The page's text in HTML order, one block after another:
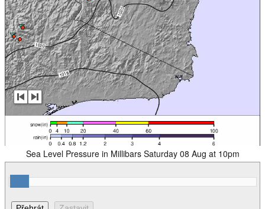
Sea Level Pressure in Millibars Saturday 08 Aug at 10pm